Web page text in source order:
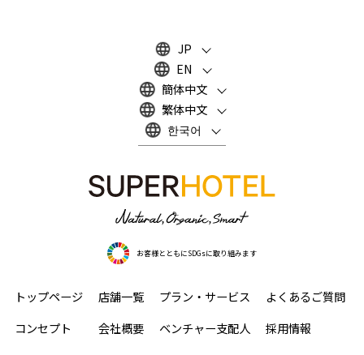
JP
EN
簡体中文
繁体中文
한국어
お客様とともにSDGsに取り組みます
トップページ 店舗一覧 プラン・サービス
よくあるご質問
コンセプト
会社概要 ベンチャー支配人 採用情報